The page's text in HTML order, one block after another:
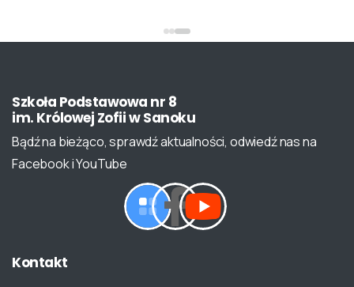
Szkoła Podstawowa nr 8
im. Królowej ZofiiwSanoku
Bądź na bieżąco, sprawdź aktualności, odwiedź nas na
Facebook i YouTube
Kontakt